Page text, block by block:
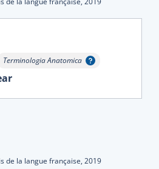
Terminologia Anatomica
Afficher l'infobulle
de la langue française, 2019